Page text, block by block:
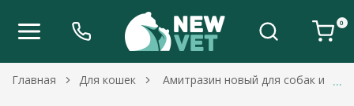
0
Главная Для кошек Амитразин новый для собак и